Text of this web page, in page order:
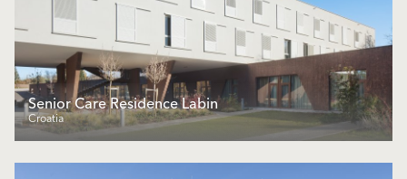
Senior Care Residence Labin
Croatia